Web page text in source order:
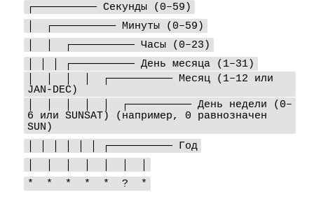
┌────────── Секунды (0–59)
│ ┌────────── Минуты (0–59)
│ │ ┌────────── Часы (0–23)
│ │ │ ┌────────── День месяца (1–31)
│ │ │ │ ┌────────── Месяц (1–12 или
JAN-DEC)
│ │ │ │ │ ┌────────── День недели (0–
6 или SUNSAT) (например, 0 равнозначен
SUN)
│ │ │ │ │ │ ┌────────── Год
* * * * * ? *